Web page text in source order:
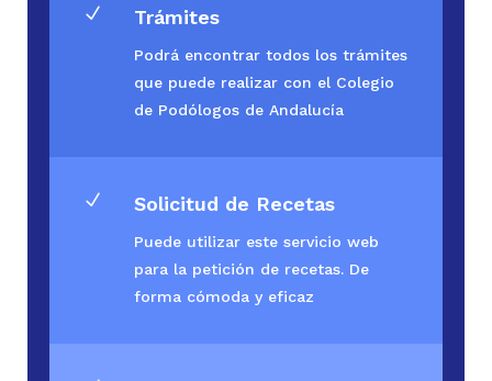
N Trámites
Podrá encontrar todos los trámites
que puede realizar con el Colegio
de Podólogos de Andalucía
N Solicitud de Recetas
Puede utilizar este servicio web
para la petición de recetas. De
forma cómoda y eficaz